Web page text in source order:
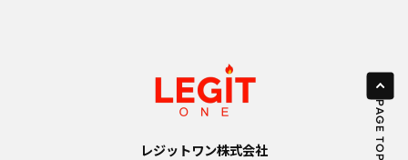
レジットワン株式会社